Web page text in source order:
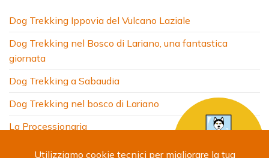
Dog Trekking Ippovia del Vulcano Laziale
Dog Trekking nel Bosco di Lariano, una fantastica
giornata
Dog Trekking a Sabaudia
Dog Trekking nel bosco di Lariano
La Processionaria